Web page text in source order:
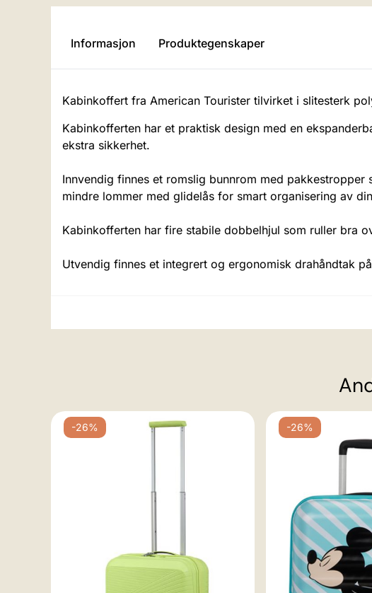
Informasjon Produktegenskaper
Kabinkoffert fra American Tourister tilvirket i slitesterk
Kabinkofferten har et praktisk design med en
ekstra sikkerhet.
Innvendig finnes et romslig bunnrom med
mindre lommer med glidelås for smart organisering av
Kabinkofferten har fire stabile dobbelhjul som ruller bra
Utvendig finnes et integrert og ergonomisk drahåndtak
-26% -26%